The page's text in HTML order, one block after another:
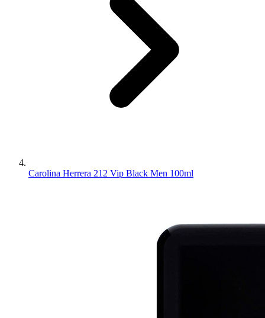
Carolina Herrera 212 Vip Black Men 100ml